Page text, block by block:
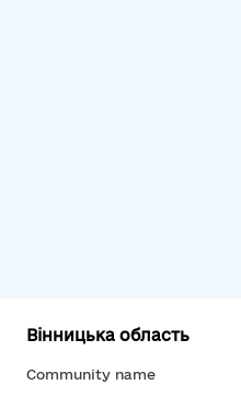
Вінницька область
Community name